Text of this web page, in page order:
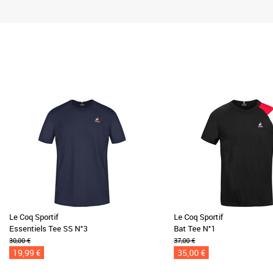
Le Coq Sportif
Essentiels Tee SS N°3
30,00 €
19,99 €
Le Coq Sportif
Bat Tee N°1
37,00 €
35,00 €